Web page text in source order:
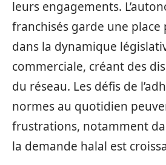
leurs engagements.
franchisés garde une
dans la dynamique
commerciale, créant des
du réseau. Les défis de
normes au quotidien
frustrations, notamment
la demande halal est